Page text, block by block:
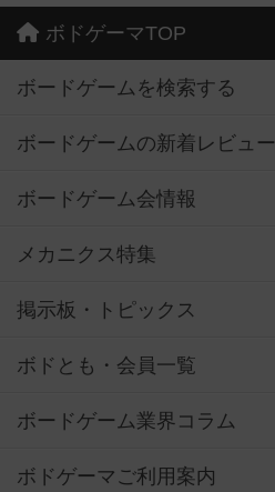
ボドゲーマTOP
ボードゲームを検索する
ボードゲームの新着レビュー
ボードゲーム会情報
メカニクス特集
掲示板・トピックス
ボドとも・会員一覧
ボードゲーム業界コラム
ボドゲーマご利用案内